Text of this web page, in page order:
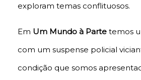
exploram temas conflituosos.
Em Um Mundo à Parte temos
com um suspense policial
condição que somos